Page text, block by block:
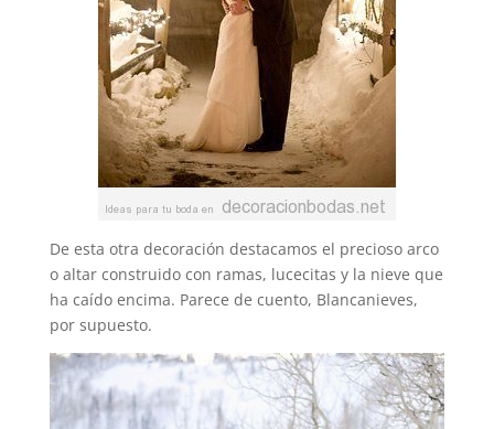
De esta otra decoración destacamos el precioso arco
o altar construido con ramas, lucecitas y la nieve que
ha caído encima. Parece de cuento, Blancanieves,
por supuesto.